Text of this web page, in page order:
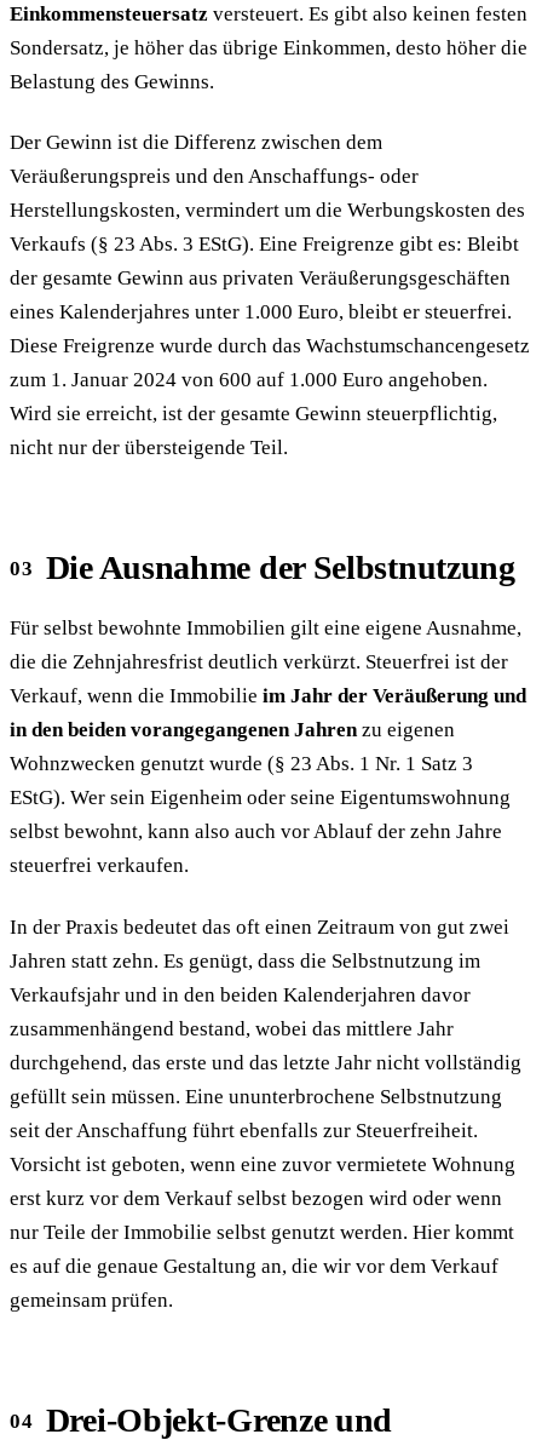
Einkommensteuersatz versteuert. Es gibt also keinen festen
Sondersatz, je höher das übrige Einkommen, desto höher die
Belastung des Gewinns.
Der Gewinn ist die Differenz zwischen dem
Veräußerungspreis und den Anschaffungs- oder
Herstellungskosten, vermindert um die Werbungskosten des
Verkaufs (§ 23 Abs. 3 EStG). Eine Freigrenze gibt es: Bleibt
der gesamte Gewinn aus privaten Veräußerungsgeschäften
eines Kalenderjahres unter 1.000 Euro, bleibt er steuerfrei.
Diese Freigrenze wurde durch das Wachstumschancengesetz
zum 1. Januar 2024 von 600 auf 1.000 Euro angehoben.
Wird sie erreicht, ist der gesamte Gewinn steuerpflichtig,
nicht nur der übersteigende Teil.
Die Ausnahme der Selbstnutzung
Für selbst bewohnte Immobilien gilt eine eigene Ausnahme,
die die Zehnjahresfrist deutlich verkürzt. Steuerfrei ist der
Verkauf, wenn die Immobilie im Jahr der Veräußerung und
in den beiden vorangegangenen Jahrenzu eigenen
Wohnzwecken genutzt wurde (§ 23 Abs. 1 Nr. 1 Satz 3
EStG). Wer sein Eigenheim oder seine Eigentumswohnung
selbst bewohnt, kann also auch vor Ablauf der zehn Jahre
steuerfrei verkaufen.
In der Praxis bedeutet das oft einen Zeitraum von gut zwei
Jahren statt zehn. Es genügt, dass die Selbstnutzung im
Verkaufsjahr und in den beiden Kalenderjahren davor
zusammenhängend bestand, wobei das mittlere Jahr
durchgehend, das erste und das letzte Jahr nicht vollständig
gefüllt sein müssen. Eine ununterbrochene Selbstnutzung
seit der Anschaffung führt ebenfalls zur Steuerfreiheit.
Vorsicht ist geboten, wenn eine zuvor vermietete Wohnung
erst kurz vor dem Verkauf selbst bezogen wird oder wenn
nur Teile der Immobilie selbst genutzt werden. Hier kommt
es auf die genaue Gestaltung an, die wir vor dem Verkauf
gemeinsam prüfen.
Drei-Objekt-Grenze und